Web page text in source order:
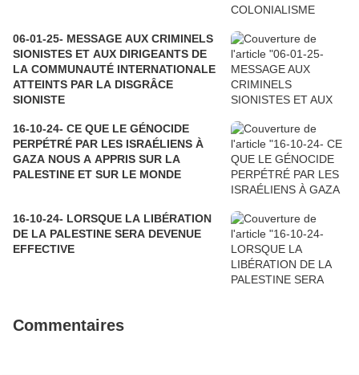
06-01-25- MESSAGE AUX CRIMINELS
SIONISTES ET AUX DIRIGEANTS DE
LA COMMUNAUTÉ INTERNATIONALE
ATTEINTS PAR LA DISGRÂCE
SIONISTE
16-10-24- CE QUE LE GÉNOCIDE
PERPÉTRÉ PAR LES ISRAÉLIENS À
GAZA NOUS A APPRIS SUR LA
PALESTINE ET SUR LE MONDE
16-10-24- LORSQUE LA LIBÉRATION
DE LA PALESTINE SERA DEVENUE
EFFECTIVE
Commentaires